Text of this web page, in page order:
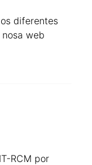
diferentes
web
RCM por